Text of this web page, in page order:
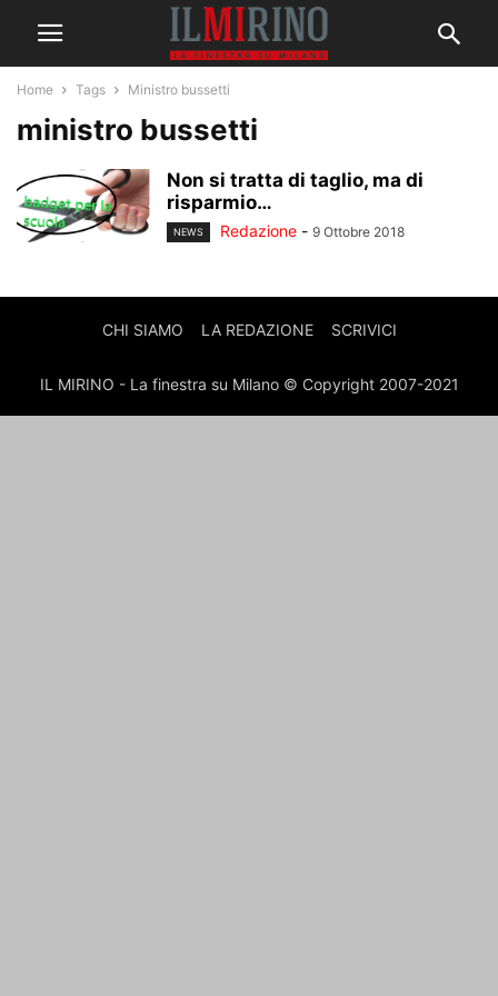
Home Tags Ministro bussetti
ministro bussetti
Non si tratta di taglio, ma di
risparmio…
NEWS Redazione - 9 Ottobre 2018
CHI SIAMO LA REDAZIONE SCRIVICI
IL MIRINO - La finestra su Milano © Copyright 2007-2021